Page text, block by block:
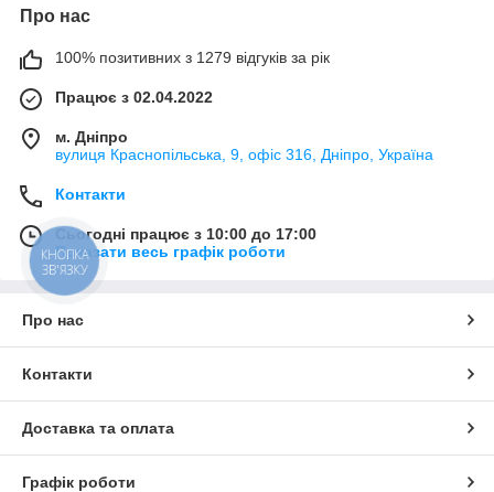
Про нас
100% позитивних з 1279 відгуків за рік
Працює з 02.04.2022
м. Дніпро
вулиця Краснопільська, 9, офіс 316, Дніпро, Україна
Контакти
Сьогодні працює з 10:00 до 17:00
Показати весь графік роботи
Про нас
Контакти
Доставка та оплата
Графік роботи
КНОПКА
ЗВ'ЯЗКУ